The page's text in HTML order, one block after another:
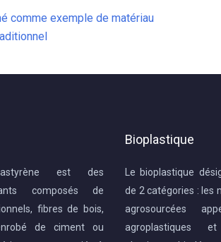
comme exemple de matériau
est des
composés de
fibres de bois,
de ciment ou
Bioplastique
Le bioplastique
de 2 catégories : les
agrosourcées
agroplastiques